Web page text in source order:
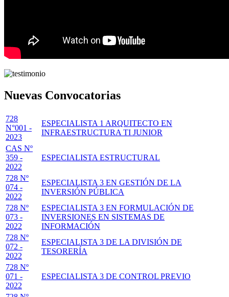
Nuevas Convocatorias
728
N°001 -
2023
ESPECIALISTA 1 ARQUITECTO EN
INFRAESTRUCTURA TI JUNIOR
CAS Nº
359 -
2022
ESPECIALISTA ESTRUCTURAL
728 Nº
074 -
2022
ESPECIALISTA 3 EN GESTIÓN DE LA
INVERSIÓN PÚBLICA
728 Nº
073 -
2022
ESPECIALISTA 3 EN FORMULACIÓN DE
INVERSIONES EN SISTEMAS DE
INFORMACIÓN
728 Nº
072 -
2022
ESPECIALISTA 3 DE LA DIVISIÓN DE
TESORERÍA
728 Nº
071 -
2022
ESPECIALISTA 3 DE CONTROL PREVIO